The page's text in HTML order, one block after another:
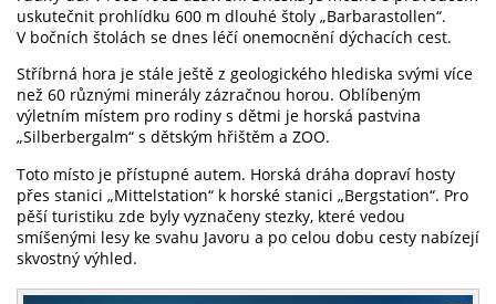
uskutečnit prohlídku 600 m dlouhé štoly „Barbarastollen“.
V bočních štolách se dnes léčí onemocnění dýchacích cest.
Stříbrná hora je stále ještě z geologického hlediska svými více
než 60 různými minerály zázračnou horou. Oblíbeným
výletním místem pro rodiny s dětmi je horská pastvina
„Silberbergalm“ s dětským hřištěm a ZOO.
Toto místo je přístupné autem. Horská dráha dopraví hosty
přes stanici „Mittelstation“ k horské stanici „Bergstation“. Pro
pěší turistiku zde byly vyznačeny stezky, které vedou
smíšenými lesy ke svahu Javoru a po celou dobu cesty nabízejí
skvostný výhled.